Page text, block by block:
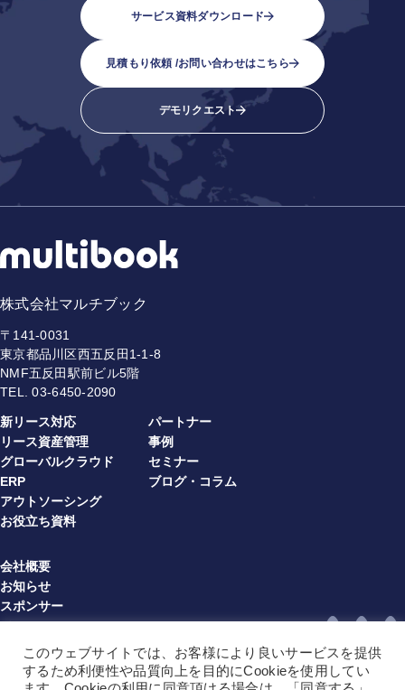
サービス資料ダウンロード
見積もり依頼 /お問い合わせはこちら
デモリクエスト
株式会社マルチブック
〒141-0031
東京都品川区西五反田1-1-8
NMF五反田駅前ビル5階
TEL.03-6450-2090
新リース対応
リース資産管理
グローバルクラウド
ERP
アウトソーシング
お役立ち資料
パートナー
事例
セミナー
ブログ・コラム
会社概要
お知らせ
スポンサー
情報セキュリティ方針
利用規約（multibook）（JA）
利用規約（multibook）（EN）
このウェブサイトでは、お客様により良いサービスを提供
するため利便性や品質向上を目的にCookieを使用してい